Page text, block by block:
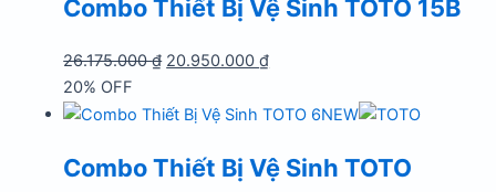
Combo Thiết Bị Vệ Sinh TOTO 15B
26.175.000₫ Giá
là:
20.950.000₫Giá
tại
20.950.000 ₫.
20% OFF
Combo Thiết Bị Vệ Sinh TOTO